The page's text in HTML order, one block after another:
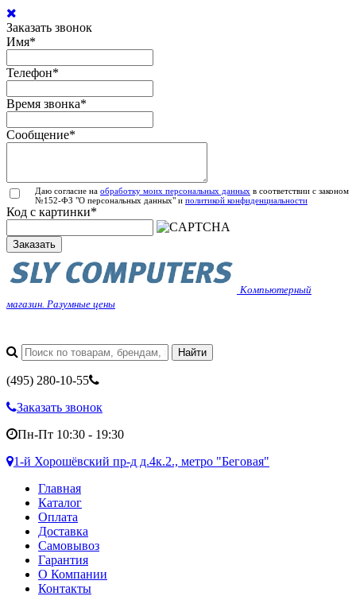
Заказать звонок
Имя*
Телефон*
Время звонка*
Сообщение*
Даю согласие на обработку моих персональных данных в соответствии с законом
№152-ФЗ "О персональных данных" и политикой конфиденциальности
Код с картинки*
Заказать
Компьютерный
магазин. Разумные цены
(495) 280-10-55
Заказать звонок
Пн-Пт 10:30 - 19:30
1-й Хорошёвский пр-д д.4к.2., метро "Беговая"
Главная
Каталог
Оплата
Доставка
Самовывоз
Гарантия
О Компании
Контакты